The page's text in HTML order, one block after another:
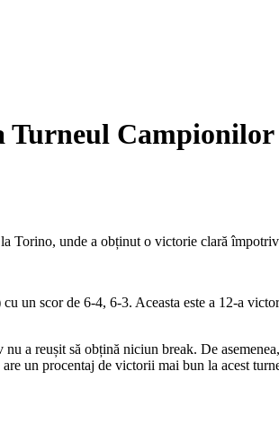
Turneul Campionilor
Torino, unde a obținut o victorie clară
un scor de 6-4, 6-3. Aceasta este a 12-a
a reușit să obțină niciun break. De
un procentaj de victorii mai bun la acest